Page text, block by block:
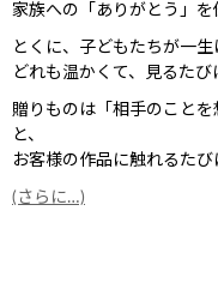
家族への「ありがとう」
とくに、子どもたちが一
どれも温かくて、見るたび
贈りものは「相手のこと
と、
お客様の作品に触れるたび
(さらに…)